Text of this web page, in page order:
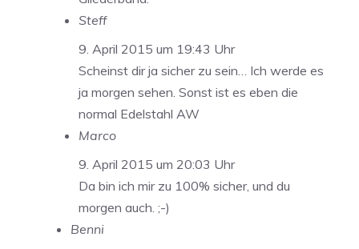
Steff
9. April 2015 um 19:43 Uhr
Scheinst dir ja sicher zu sein… Ich werde es
ja morgen sehen. Sonst ist es eben die
normal Edelstahl AW
Marco
9. April 2015 um 20:03 Uhr
Da bin ich mir zu 100% sicher, und du
morgen auch. ;-)
Benni